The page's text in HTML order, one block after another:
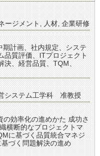
ージメント 人材 企業研修
計画、社内規定、システ
品質評価、ITプロジェクト
決、経営品質、TQM、
システム工学科 准教授
の効率化の進めかた 成功さ
横断的なプロジェクトマ
に基づく品質統合マネジ
づく問題解決の進め